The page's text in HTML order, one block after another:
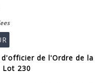
d'officier de l'Ordre de
Lot 230